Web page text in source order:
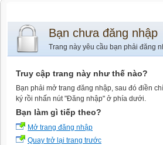
Bạn chưa đăng nhập
Trang này yêu cầu bạn phải đăng
Truy cập trang này như thế nào?
Bạn phải mở trang đăng nhập, sau đó điền
ký rồi nhấn nút "Đăng nhập" ở phía dưới.
Bạn làm gì tiếp theo?
Mở trang đăng nhập
Quay trở lại trang trước